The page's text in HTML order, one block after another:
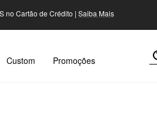
no Cartão de Crédito | Saiba Mais
Custom Promoções